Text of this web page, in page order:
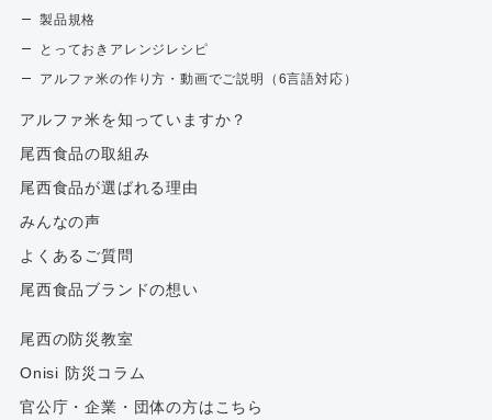
製品規格
とっておきアレンジレシピ
アルファ米の作り方・動画でご説明（6言語対応）
アルファ⽶を知っていますか？
尾西食品の取組み
尾西食品が選ばれる理由
みんなの声
よくあるご質問
尾西食品ブランドの想い
尾西の防災教室
Onisi 防災コラム
官公庁・企業・団体の方はこちら